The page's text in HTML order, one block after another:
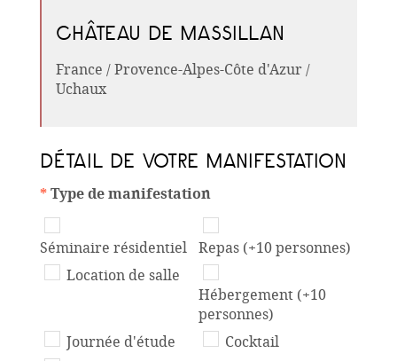
CHÂTEAU DE MASSILLAN
France / Provence-Alpes-Côte d'Azur /
Uchaux
DÉTAIL DE VOTRE MANIFESTATION
*Type de manifestation
Séminaire résidentiel
Repas (+10 personnes)
Location de salle
Hébergement (+10
personnes)
Journée d'étude
Cocktail